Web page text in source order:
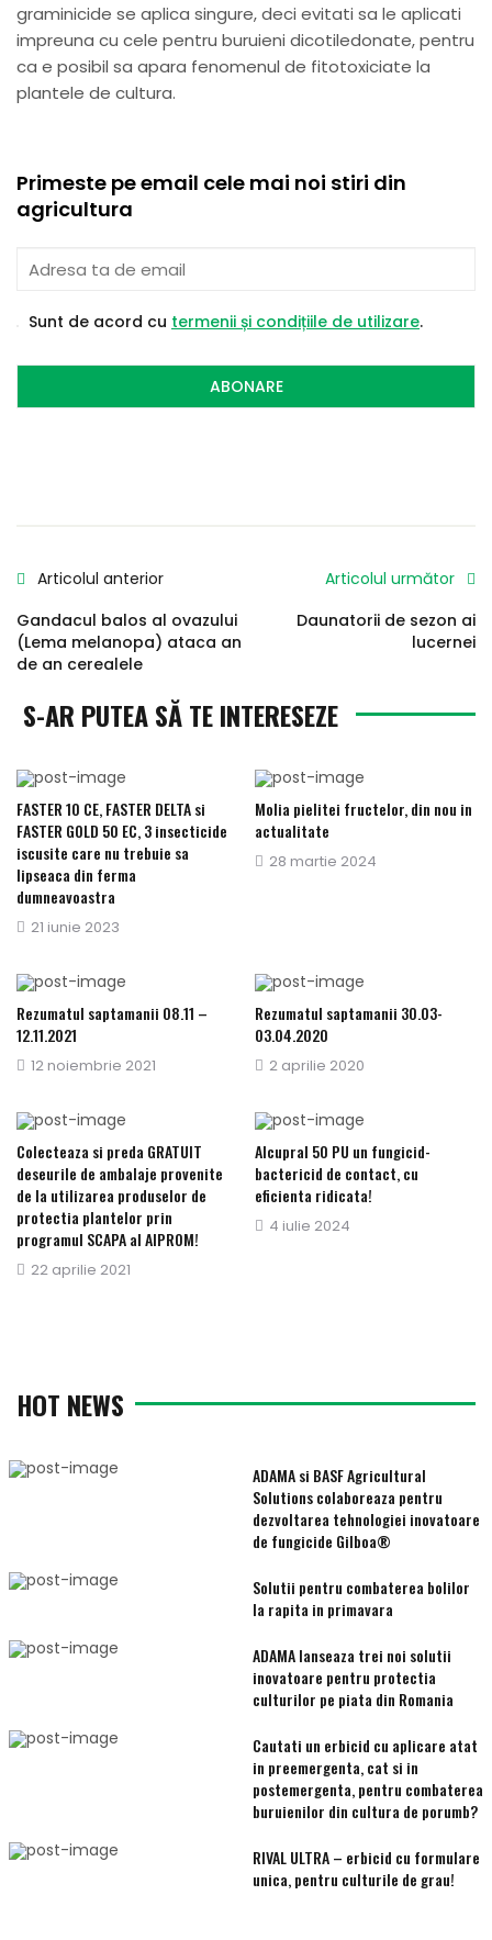
graminicide se aplica singure, deci evitati sa le aplicati
impreuna cu cele pentru buruieni dicotiledonate, pentru
ca e posibil sa apara fenomenul de fitotoxiciate la
plantele de cultura.
Primeste pe email cele mai noi stiri din
agricultura
Sunt de acord cu termenii și condițiile de utilizare.
ABONARE
Articolul anterior
Gandacul balos al ovazului
(Lema melanopa) ataca an
de an cerealele
Articolul următor
Daunatorii de sezon ai
lucernei
S-AR PUTEA SĂ TE INTERESEZE
FASTER 10 CE, FASTER DELTA si
FASTER GOLD 50 EC, 3 insecticide
iscusite care nu trebuie sa
lipseaca din ferma
dumneavoastra
Publicat
21 iunie 2023
Molia pielitei fructelor, din nou in
actualitate
Publicat
28 martie 2024
Rezumatul saptamanii 08.11 –
12.11.2021
Publicat
12 noiembrie 2021
Rezumatul saptamanii 30.03-
03.04.2020
Publicat
2 aprilie 2020
Colecteaza si preda GRATUIT
deseurile de ambalaje provenite
de la utilizarea produselor de
protectia plantelor prin
programul SCAPA al AIPROM!
Publicat
22 aprilie 2021
Alcupral 50 PU un fungicid-
bactericid de contact, cu
eficienta ridicata!
Publicat
4 iulie 2024
HOT NEWS
ADAMA si BASF Agricultural
Solutions colaboreaza pentru
dezvoltarea tehnologiei inovatoare
de fungicide Gilboa®
Solutii pentru combaterea bolilor
la rapita in primavara
ADAMA lanseaza trei noi solutii
inovatoare pentru protectia
culturilor pe piata din Romania
Cautati un erbicid cu aplicare atat
in preemergenta, cat si in
postemergenta, pentru combaterea
buruienilor din cultura de porumb?
RIVAL ULTRA – erbicid cu formulare
unica, pentru culturile de grau!